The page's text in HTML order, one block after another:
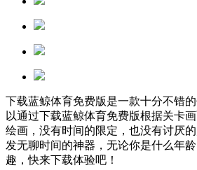
下载蓝鲸体育免费版是一款十分不错
以通过下载蓝鲸体育免费版根据关卡
绘画，没有时间的限定，也没有讨厌
发无聊时间的神器，无论你是什么年
趣，快来下载体验吧！